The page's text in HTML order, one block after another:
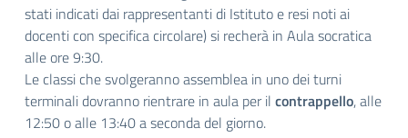
stati indicati dai rappresentanti di Istituto e resi noti ai
docenti con specifica circolare) si recherà in Aula socratica
alle ore 9:30.
Le classi che svolgeranno assemblea in uno dei turni
terminali dovranno rientrare in aula per il contrappello, alle
12:50 o alle 13:40 a seconda del giorno.